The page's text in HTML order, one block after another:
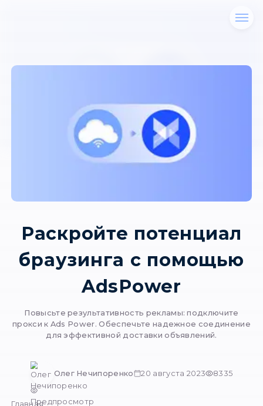
Раскройте
браузинга с
Повысьте результативность рекламы: